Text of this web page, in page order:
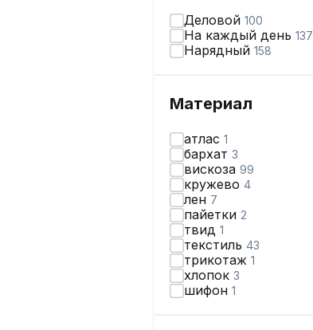
Деловой 100
На каждый день 137
Нарядный 158
Материал
атлас 1
бархат 3
вискоза 99
кружево 4
лен 7
пайетки 2
твид 1
текстиль 43
трикотаж 1
хлопок 3
шифон 1